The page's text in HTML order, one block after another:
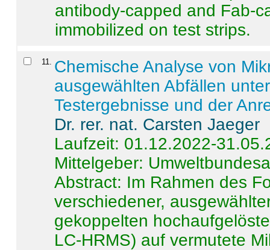
antibody-capped and Fab-
immobilized on test strips.
11
Chemische Analyse von
ausgewählten Abfällen
Testergebnisse und der
Dr. rer. nat. Carsten Jaeger
Laufzeit: 01.12.2022-
Mittelgeber:
Abstract: Im Rahmen des
verschiedener,
gekoppelten
LC-HRMS) auf vermutete